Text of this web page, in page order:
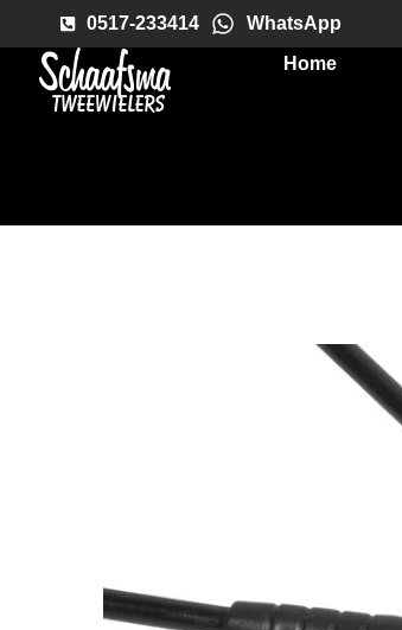
0517-233414
WhatsApp
Home